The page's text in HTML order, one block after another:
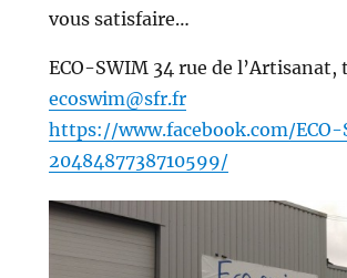
vous satisfaire…
ECO-SWIM 34 rue de l’Artisanat,
ecoswim@sfr.fr
https://www.facebook.com/
2048487738710599/